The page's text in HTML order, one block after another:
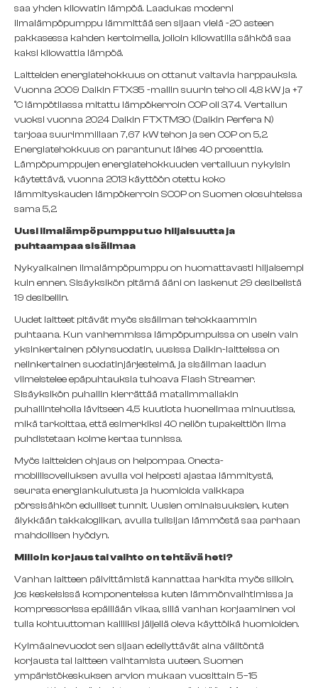
saa yhden kilowatin lämpöä. Laadukas moderni
ilmalämpöpumppu lämmittää sen sijaan vielä -20 asteen
pakkasessa kahden kertoimella, jolloin kilowatilla sähköä saa
kaksi kilowattia lämpöä.
Laitteiden energiatehokkuus on ottanut valtavia harppauksia.
Vuonna 2009 Daikin FTX35 -mallin suurin teho oli 4,8 kW ja +7
°C lämpötilassa mitattu lämpökerroin COP oli 3,74. Vertailun
vuoksi vuonna 2024 Daikin FTXTM30 (Daikin Perfera N)
tarjoaa suurimmillaan 7,67 kW tehon ja sen COP on 5,2.
Energiatehokkuus on parantunut lähes 40 prosenttia.
Lämpöpumppujen energiatehokkuuden vertailuun nykyisin
käytettävä, vuonna 2013 käyttöön otettu koko
lämmityskauden lämpökerroin SCOP on Suomen olosuhteissa
sama 5,2.
Uusi ilmalämpöpumppu tuo hiljaisuutta ja
puhtaampaa sisäilmaa
Nykyaikainen ilmalämpöpumppu on huomattavasti hiljaisempi
kuin ennen. Sisäyksikön pitämä ääni on laskenut 29 desibelistä
19 desibeliin.
Uudet laitteet pitävät myös sisäilman tehokkaammin
puhtaana. Kun vanhemmissa lämpöpumpuissa on usein vain
yksinkertainen pölynsuodatin, uusissa Daikin-laitteissa on
nelinkertainen suodatinjärjestelmä, ja sisäilman laadun
viimeistelee epäpuhtauksia tuhoava Flash Streamer.
Sisäyksikön puhallin kierrättää matalimmallakin
puhallinteholla lävitseen 4,5 kuutiota huoneilmaa minuutissa,
mikä tarkoittaa, että esimerkiksi 40 neliön tupakeittiön ilma
puhdistetaan kolme kertaa tunnissa.
Myös laitteiden ohjaus on helpompaa. Onecta-
mobiilisovelluksen avulla voi helposti ajastaa lämmitystä,
seurata energiankulutusta ja huomioida vaikkapa
pörssisähkön edulliset tunnit. Uusien ominaisuuksien, kuten
älykkään takkalogiikan, avulla tulisijan lämmöstä saa parhaan
mahdollisen hyödyn.
Milloin korjaus tai vaihto on tehtävä heti?
Vanhan laitteen päivittämistä kannattaa harkita myös silloin,
jos keskeisissä komponenteissa kuten lämmönvaihtimissa ja
kompressorissa epäillään vikaa, sillä vanhan korjaaminen voi
tulla kohtuuttoman kalliiksi jäljellä oleva käyttöikä huomioiden.
Kylmäainevuodot sen sijaan edellyttävät aina välitöntä
korjausta tai laitteen vaihtamista uuteen. Suomen
ympäristökeskuksen arvion mukaan vuosittain 5–15